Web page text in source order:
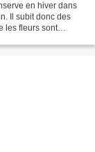
en hiver dans
Il subit donc des
les fleurs sont